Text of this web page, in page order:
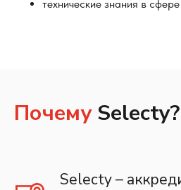
технические знания в
ПочемуSelecty?
Selecty –